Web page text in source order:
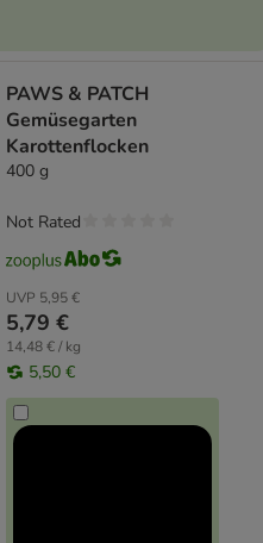
PAWS & PATCH
Gemüsegarten
Karottenflocken
400 g
UVP 5,95 €
5,79 €
14,48 € / kg
5,50 €
Not Rated